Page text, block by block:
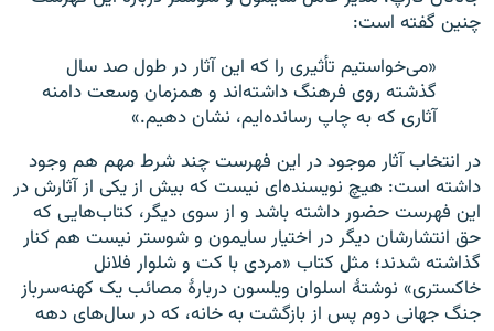
چنین گفته است:
«می‌خواستیم تأثیری را که این آثار در طول صد سال
گذشته روی فرهنگ داشته‌اند و همزمان وسعت دامنه
آثاری که به چاپ رسانده‌ایم، نشان دهیم.»
در انتخاب آثار موجود در این فهرست چند شرط مهم هم وجود
داشته است: هیچ نویسنده‌ای نیست که بیش از یکی از آثارش در
این فهرست حضور داشته باشد و از سوی دیگر، کتاب‌هایی که
حق انتشارشان دیگر در اختیار سایمون و شوستر نیست هم کنار
گذاشته شدند؛ مثل کتاب «مردی با کت و شلوار فلانل
خاکستری» نوشتهٔ اسلوان ویلسون دربارهٔ مصائب یک کهنه‌سرباز
جنگ جهانی دوم پس از بازگشت به خانه، که در سال‌های دهه